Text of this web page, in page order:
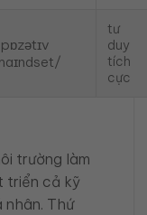
tư
duy
tích
cực
trường làm
triển cả kỹ
nhân. Thứ